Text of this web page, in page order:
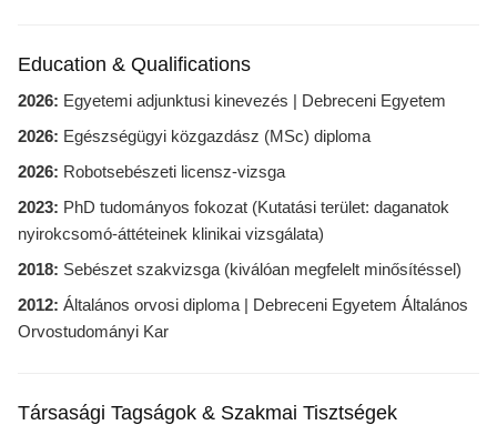
Education & Qualifications
2026: Egyetemi adjunktusi kinevezés | Debreceni Egyetem
2026: Egészségügyi közgazdász (MSc) diploma
2026: Robotsebészeti licensz-vizsga
2023: PhD tudományos fokozat (Kutatási terület: daganatok
nyirokcsomó-áttéteinek klinikai vizsgálata)
2018: Sebészet szakvizsga (kiválóan megfelelt minősítéssel)
2012: Általános orvosi diploma | Debreceni Egyetem Általános
Orvostudományi Kar
Társasági Tagságok & Szakmai Tisztségek